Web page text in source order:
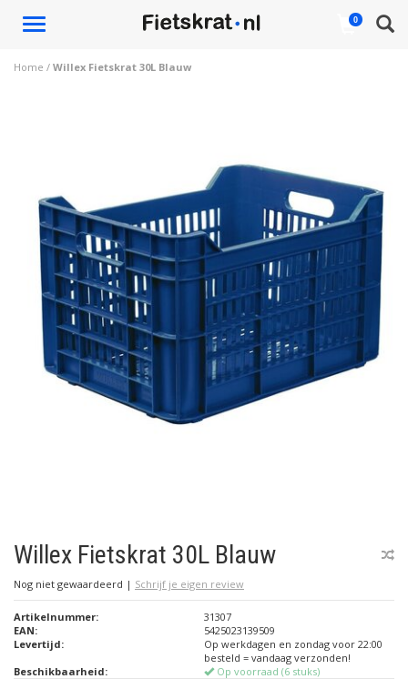
Toggle
0
Home / Willex Fietskrat 30L Blauw
Willex Fietskrat 30L Blauw
Nog niet gewaardeerd | Schrijf je eigen review
Artikelnummer:
31307
EAN:
5425023139509
Levertijd:
Op werkdagen en zondag voor 22:00
besteld = vandaag verzonden!
Beschikbaarheid:
Op voorraad (6 stuks)